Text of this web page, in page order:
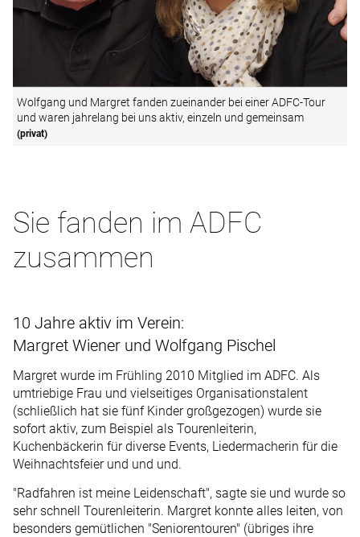
Wolfgang und Margret fanden zueinander bei einer ADFC-Tour
und waren jahrelang bei uns aktiv, einzeln und gemeinsam
(privat)
Sie fanden im ADFC
zusammen
10 Jahre aktiv im Verein:
Margret Wiener und Wolfgang Pischel
Margret wurde im Frühling 2010 Mitglied im ADFC. Als
umtriebige Frau und vielseitiges Organisationstalent
(schließlich hat sie fünf Kinder großgezogen) wurde sie
sofort aktiv, zum Beispiel als Tourenleiterin,
Kuchenbäckerin für diverse Events, Liedermacherin für die
Weihnachtsfeier und und und.
"Radfahren ist meine Leidenschaft", sagte sie und wurde so
sehr schnell Tourenleiterin. Margret konnte alles leiten, von
besonders gemütlichen "Seniorentouren" (übriges ihre